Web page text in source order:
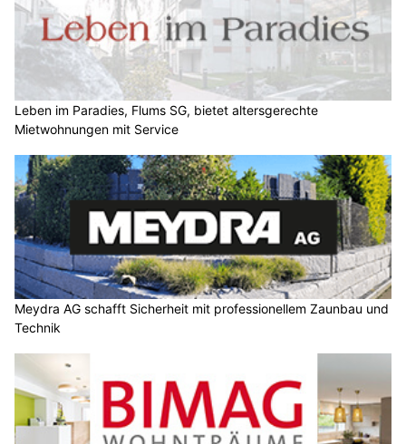
Leben im Paradies, Flums SG, bietet altersgerechte
Mietwohnungen mit Service
Meydra AG schafft Sicherheit mit professionellem Zaunbau und
Technik